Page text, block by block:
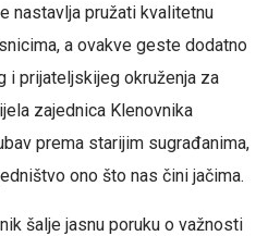
nastavlja pružati kvalitetnu
a ovakve geste dodatno
i prijateljskijeg okruženja za
zajednica Klenovnika
prema starijim sugrađanima,
ono što nas čini jačima.
šalje jasnu poruku o važnosti